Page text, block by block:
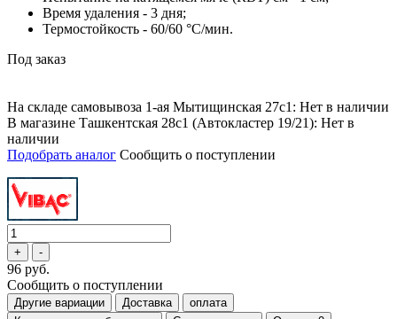
Время удаления - 3 дня;
Термостойкость - 60/60 °С/мин.
Под заказ
На складе самовывоза 1-ая Мытищинская 27с1: Нет в наличии
В магазине Ташкентская 28с1 (Автокластер 19/21): Нет в
наличии
Подобрать аналог Сообщить о поступлении
96 руб.
Сообщить о поступлении
Другие вариации Доставка
оплата